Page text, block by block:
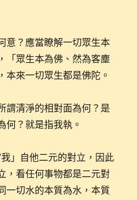
意？應當瞭解一切眾生本
「眾生本為佛、然為客塵
本來一切眾生都是佛陀。
謂清淨的相對面為何？是
何？就是指我執。
」自他二元的對立，因此
，看任何事物都是二元對
一切水的本質為水，本質